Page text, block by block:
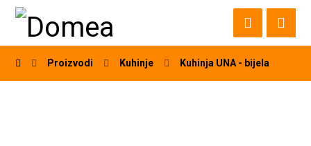
Proizvodi Kuhinje Kuhinja UNA - bijela